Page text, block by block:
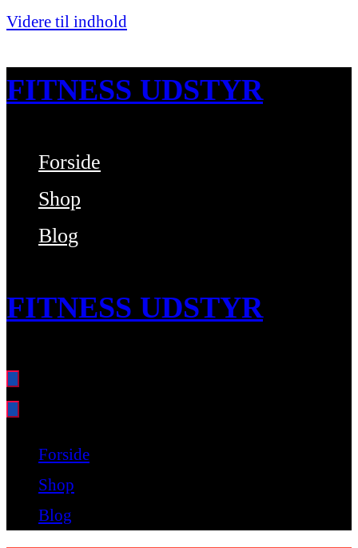
Videre til indhold
FITNESS UDSTYR
Bare endnu et fitness websted
Forside
Shop
Blog
FITNESS UDSTYR
Bare endnu et fitness websted
Forside
Shop
Blog